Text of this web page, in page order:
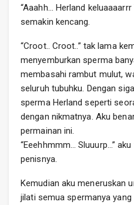
“Aaahh… Herland
semakin kencang.
“Croot.. Croot..” tak lama
menyemburkan sperma
membasahi rambut mulut,
seluruh tubuhku. Dengan
sperma Herland seperti
dengan nikmatnya. Aku
permainan ini.
“Eeehhmmm… Sluuurp…”
penisnya.
Kemudian aku meneruskan
jilati semua spermanya